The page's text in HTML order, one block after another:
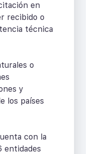
en
recibido o
técnica
o
y
los países
con la
entidades